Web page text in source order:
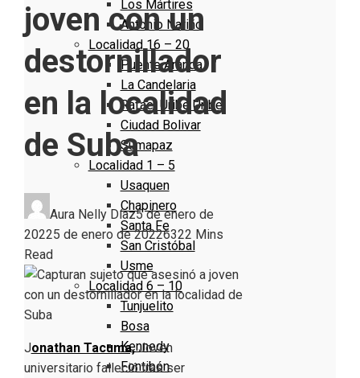
Los Mártires
Antonio Nariño
Localidad 16 – 20
Puente Aranda
La Candelaria
Rafael Uribe Uribe
Ciudad Bolivar
Sumapaz
Localidad 1 – 5
Usaquen
Chapinero
Santa Fe
San Cristóbal
Usme
Localidad 6 – 10
Tunjuelito
Bosa
Kennedy
Fontibón
joven con un
destornillador
en la localidad
de Suba
Aura Nelly Díaz5 de enero de
20225 de enero de 20226322 Mins
Read
Jonathan Tacuma,Joven
universitario falleció tras ser